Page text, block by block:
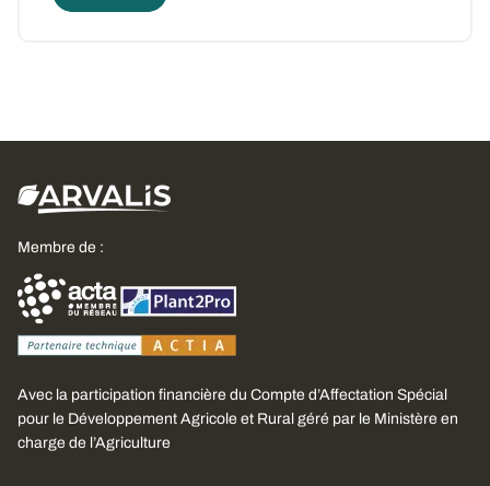
Membre de :
Avec la participation financière du Compte d’Affectation Spécial
pour le Développement Agricole et Rural géré par le Ministère en
charge de l’Agriculture